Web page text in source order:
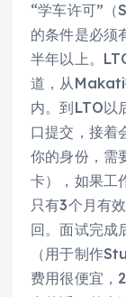
“学车许可”
的条件是必须
半年以上。
道，从
内。到LTO以
口提交，接着
你的身份，需
卡），如果工
只有3个月有
回。面试完成
（用于制作
费用很便宜，